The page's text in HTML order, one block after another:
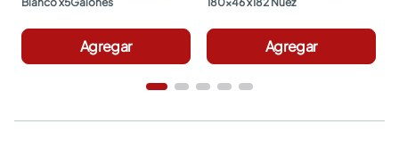
Agregar Agregar